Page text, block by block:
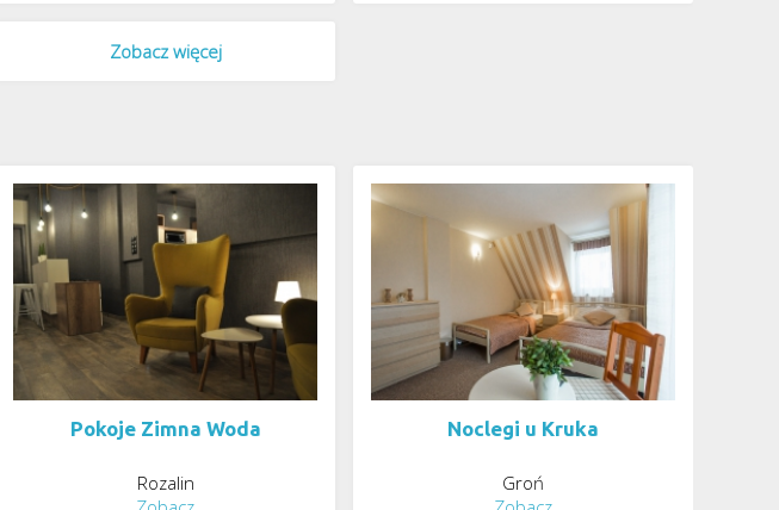
Zobacz więcej
Pokoje Zimna Woda
Rozalin
Noclegi u Kruka
Groń